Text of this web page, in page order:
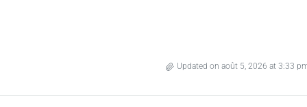
Updated on août 5, 2026 at 3:33